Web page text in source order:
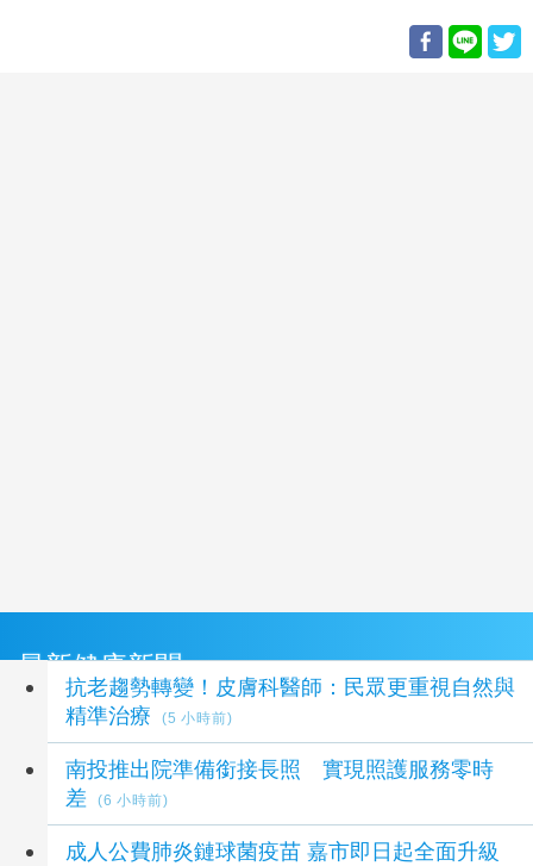
最新健康新聞
抗老趨勢轉變！皮膚科醫師：民眾更重視自然與
精準治療
(5 小時前)
南投推出院準備銜接長照 實現照護服務零時
差
(6 小時前)
成人公費肺炎鏈球菌疫苗 嘉市即日起全面升級